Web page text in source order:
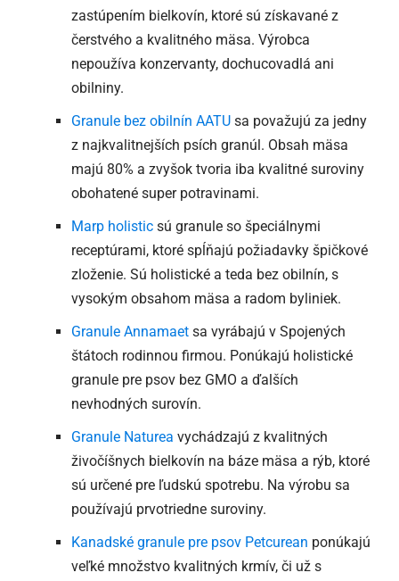
zastúpením bielkovín, ktoré sú získavané z
čerstvého a kvalitného mäsa. Výrobca
nepoužíva konzervanty, dochucovadlá ani
obilniny.
Granule bez obilnín AATU sa považujú za jedny
z najkvalitnejších psích granúl. Obsah mäsa
majú 80% a zvyšok tvoria iba kvalitné suroviny
obohatené super potravinami.
Marp holistic sú granule so špeciálnymi
receptúrami, ktoré spĺňajú požiadavky špičkové
zloženie. Sú holistické a teda bez obilnín, s
vysokým obsahom mäsa a radom byliniek.
Granule Annamaet sa vyrábajú v Spojených
štátoch rodinnou firmou. Ponúkajú holistické
granule pre psov bez GMO a ďalších
nevhodných surovín.
Granule Naturea vychádzajú z kvalitných
živočíšnych bielkovín na báze mäsa a rýb, ktoré
sú určené pre ľudskú spotrebu. Na výrobu sa
používajú prvotriedne suroviny.
Kanadské granule pre psov Petcurean ponúkajú
veľké množstvo kvalitných krmív, či už s